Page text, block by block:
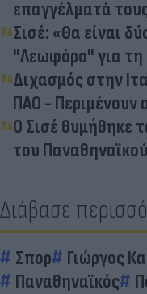
επαγγέλματά
Σισέ: «Θα είναι
"Λεωφόρο" για τη
Διχασμός στην
ΠΑΟ -
Ο Σισέ θυμήθηκε
του Παναθηναϊκού
Διάβασε
Σπορ Γιώργος
Παναθηναϊκός